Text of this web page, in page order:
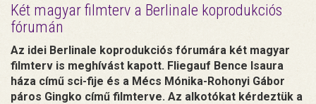
Két magyar filmterv a Berlinale koprodukciós
fórumán
Az idei Berlinale koprodukciós fórumára két magyar
filmterv is meghívást kapott. Fliegauf Bence Isaura
háza című sci-fije és a Mécs Mónika-Rohonyi Gábor
páros Gingko című filmterve. Az alkotókat kérdeztük a